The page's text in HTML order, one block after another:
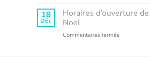
de
18
Déc
Horaires d’ouverture de
Noël
Commentaires ferméssur